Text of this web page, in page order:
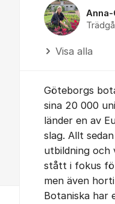
Anna-
Visa alla
Göteborgs
sina 20 000
länder en av
slag. Allt
utbildning och
stått i fokus
men även
Botaniska har